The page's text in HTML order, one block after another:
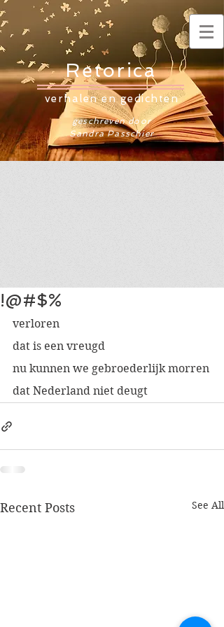
Retorica
verhalen en gedichten
geschreven door
Sandra Passchier
!@#$%
verloren
dat is een vreugd
nu kunnen we gebroederlijk morren
dat Nederland niet deugt
Recent Posts See All